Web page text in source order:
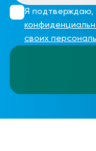
Я подтверждаю,
своих